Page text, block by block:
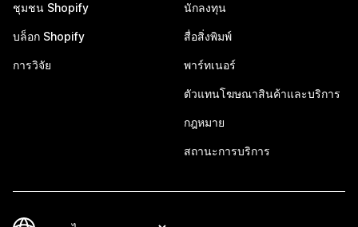
ชุมชน Shopify
บล็อก Shopify
การวิจัย
นักลงทุน
สื่อสิ่งพิมพ์
พาร์ทเนอร์
ตัวแทนโฆษณาสินค้าและบริการ
กฎหมาย
สถานะการบริการ